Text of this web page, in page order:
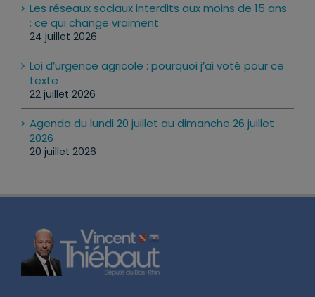
Les réseaux sociaux interdits aux moins de 15 ans
: ce qui change vraiment
24 juillet 2026
Loi d’urgence agricole : pourquoi j’ai voté pour ce
texte
22 juillet 2026
Agenda du lundi 20 juillet au dimanche 26 juillet
2026
20 juillet 2026